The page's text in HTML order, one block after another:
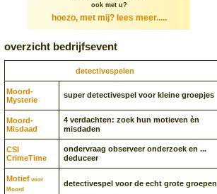
ook met u?
hoezo, met mij? lees meer.....
overzicht bedrijfsevent
detectivespelen
Moord­
Mysterie
super detectivespel voor kleine groepjes
Moord­
Misdaad
4 verdachten: zoek hun motieven èn
misdaden
CSI
CrimeTime
ondervraag observeer onderzoek en ...
deduceer
Motief voor
Moord
detectivespel voor de echt grote groepen